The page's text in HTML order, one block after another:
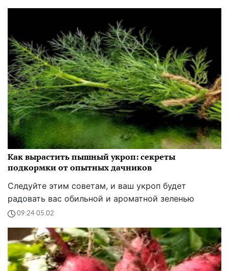
Как вырастить пышный укроп: секреты
подкормки от опытных дачников
Следуйте этим советам, и ваш укроп будет
радовать вас обильной и ароматной зеленью
09:24 05.02